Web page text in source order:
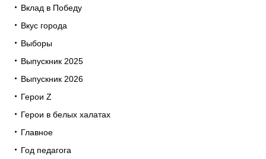
Вклад в Победу
Вкус города
Выборы
Выпускник 2025
Выпускник 2026
Герои Z
Герои в белых халатах
Главное
Год педагога